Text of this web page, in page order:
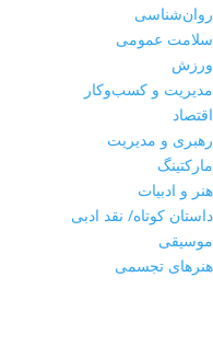
روان‌شناسی
سلامت عمومی
ورزش
مدیریت و کسب‌وکار
اقتصاد
رهبری و مدیریت
مارکتینگ
هنر و ادبیات
داستان کوتاه/ نقد ادبی
موسیقی
هنرهای تجسمی